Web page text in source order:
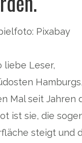
Pixabay
liebe Leser,
Mal seit Jahren
ist sie, die
steigt und